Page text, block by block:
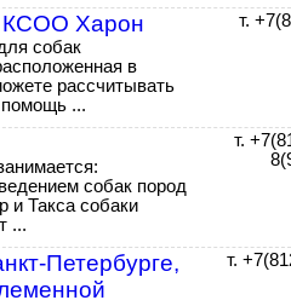
КСОО Харон
собак
в
рассчитывать
...
т.
собак пород
и Такса собаки
...
т.
Петербурге,
т.